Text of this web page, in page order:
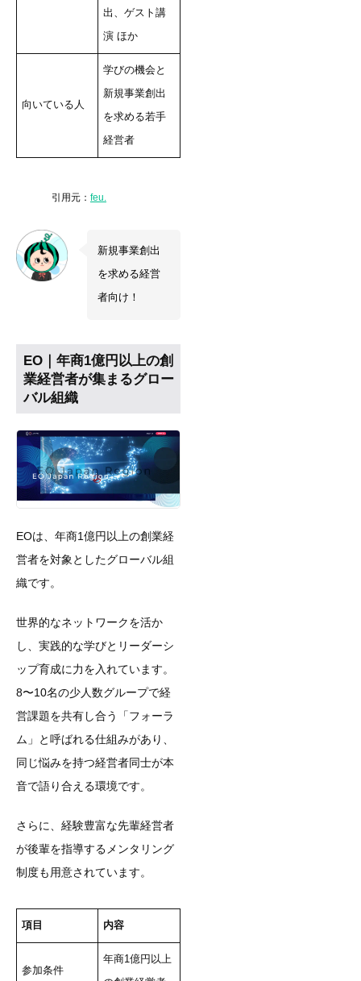
出、ゲスト講
演 ほか
向いている人
学びの機会と
新規事業創出
を求める若手
経営者
引用元： feu.
新規事業創出
を求める経営
者向け！
EO｜年商1億円以上の創
業経営者が集まるグロー
バル組織
EOは、年商1億円以上の創業経
営者を対象としたグローバル組
織です。
世界的なネットワークを活か
し、実践的な学びとリーダーシ
ップ育成に力を入れています。
8〜10名の少人数グループで経
営課題を共有し合う「フォーラ
ム」と呼ばれる仕組みがあり、
同じ悩みを持つ経営者同士が本
音で語り合える環境です。
さらに、経験豊富な先輩経営者
が後輩を指導するメンタリング
制度も用意されています。
項目 内容
参加条件
年商1億円以上